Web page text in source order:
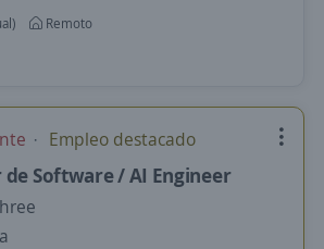
Remoto
Empleo destacado
Software / AI Engineer